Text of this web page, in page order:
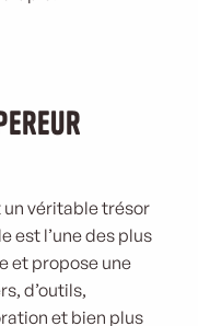
un véritable trésor
est l’une des plus
et propose une
d’outils,
et bien plus